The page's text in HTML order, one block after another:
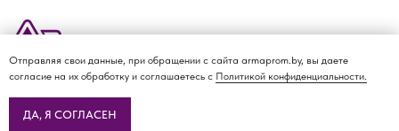
Политика
конфиденциальности
О КОМПАНИИ ДОСТАВКА И ОПЛАТА КОНТАКТЫ
Отправляя свои данные, при обращении с сайта armaprom.by, вы даете
согласие на их обработку и соглашаетесь с Политикой конфиденциальности.
ДА, Я СОГЛАСЕН